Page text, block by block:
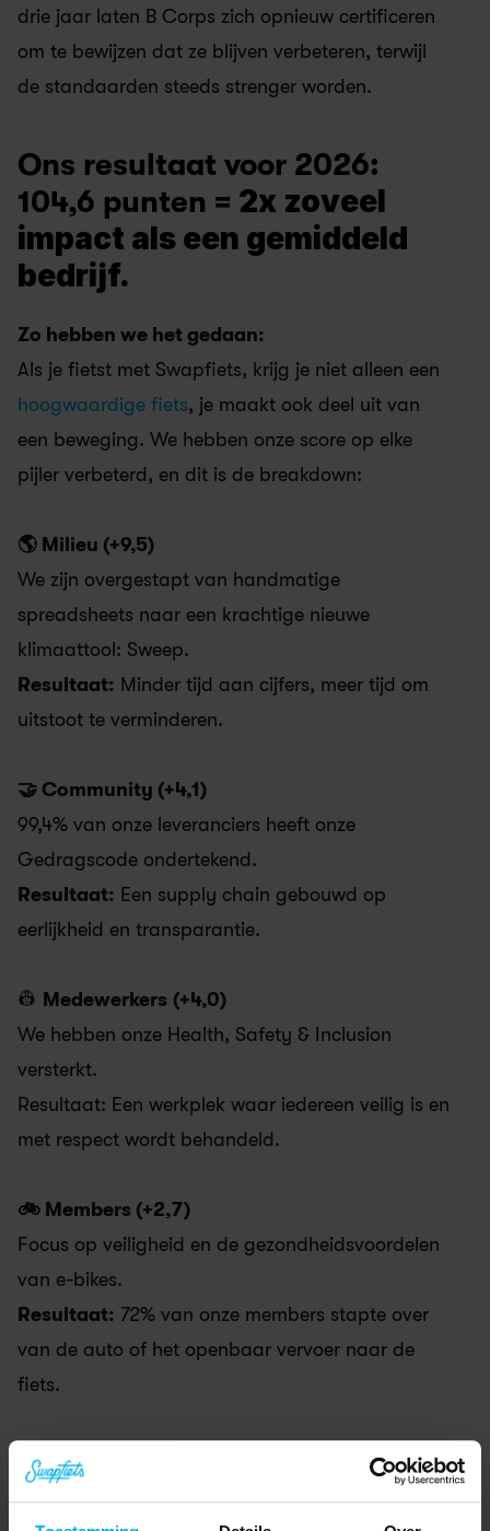
drie jaar laten B Corps zich opnieuw certificeren
om te bewijzen dat ze blijven verbeteren, terwijl
de standaarden steeds strenger worden.
Ons resultaat voor 2026:
104,6 punten = 2x zoveel
impact als een gemiddeld
bedrijf.
Zo hebben we het gedaan:
hoogwaardige fiets, je maakt ook deel uit van
een beweging. We hebben onze score op elke
pijler verbeterd, en dit is de breakdown:
🌎 Milieu (+9,5)
We zijn overgestapt van handmatige
spreadsheets naar een krachtige nieuwe
klimaattool: Sweep.
Resultaat: Minder tijd aan cijfers, meer tijd om
uitstoot te verminderen.
🤝 Community (+4,1)
99,4% van onze leveranciers heeft onze
Gedragscode ondertekend.
Resultaat: Een supply chain gebouwd op
eerlijkheid en transparantie.
👷 Medewerkers (+4,0)
We hebben onze Health, Safety & Inclusion
versterkt.
Resultaat: Een werkplek waar iedereen veilig is en
met respect wordt behandeld.
🚲 Members (+2,7)
Focus op veiligheid en de gezondheidsvoordelen
van e-bikes.
Resultaat: 72% van onze members stapte over
van de auto of het openbaar vervoer naar de
fiets.
⚖️ Governance (+2,7)
Onze bedrijfsvoering is bewust zo ingericht dat
het voor iedereen positieve resultaten oplevert.